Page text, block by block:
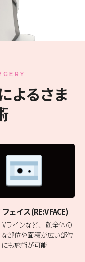
よるさま
ェイス (RE:V FACE)
ラインなど、
顔全体の
部位や面積が広い部位
にも施術が可能